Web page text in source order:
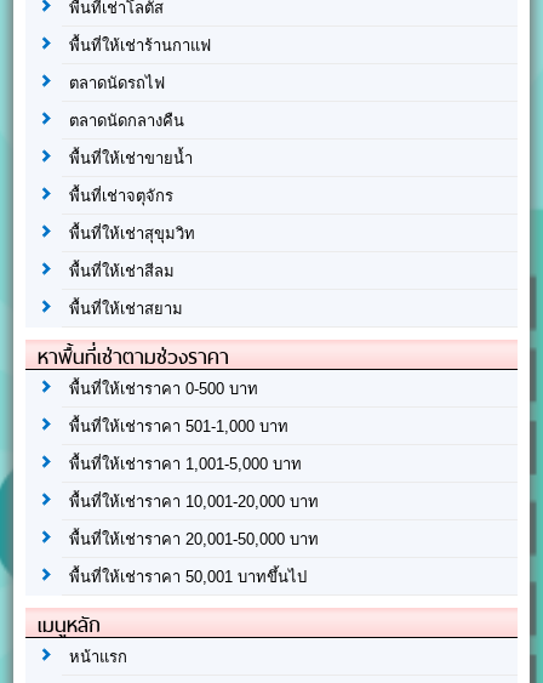
พื้นที่เช่าโลตัส
พื้นที่ให้เช่าร้านกาแฟ
ตลาดนัดรถไฟ
ตลาดนัดกลางคืน
พื้นที่ให้เช่าขายน้ำ
พื้นที่เช่าจตุจักร
พื้นที่ให้เช่าสุขุมวิท
พื้นที่ให้เช่าสีลม
พื้นที่ให้เช่าสยาม
หาพื้นที่เช่าตามช่วงราคา
พื้นที่ให้เช่าราคา 0-500 บาท
พื้นที่ให้เช่าราคา 501-1,000 บาท
พื้นที่ให้เช่าราคา 1,001-5,000 บาท
พื้นที่ให้เช่าราคา 10,001-20,000 บาท
พื้นที่ให้เช่าราคา 20,001-50,000 บาท
พื้นที่ให้เช่าราคา 50,001 บาทขึ้นไป
เมนูหลัก
หน้าแรก